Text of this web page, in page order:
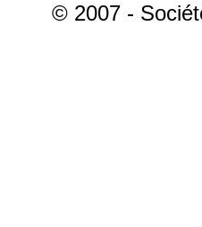
© 2007 -